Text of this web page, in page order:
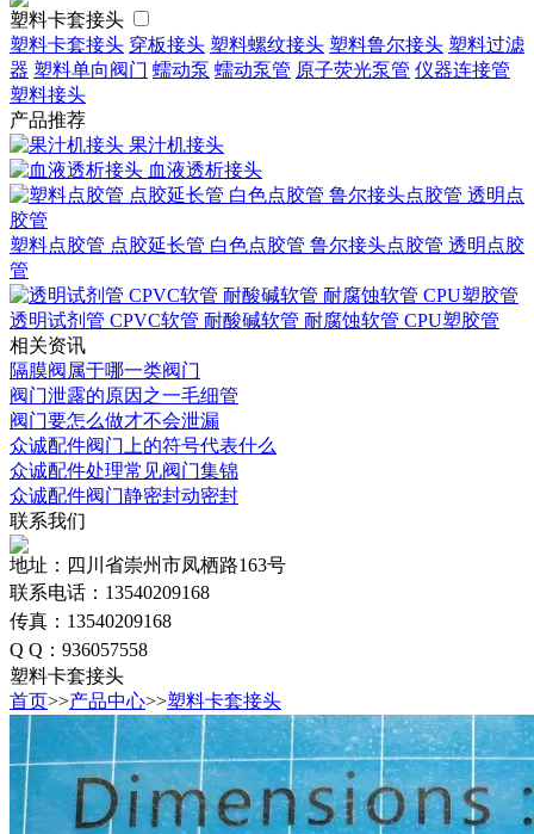
塑料卡套接头
塑料卡套接头 穿板接头 塑料螺纹接头 塑料鲁尔接头 塑料过滤
器 塑料单向阀门 蠕动泵 蠕动泵管 原子荧光泵管 仪器连接管
塑料接头
产品推荐
果汁机接头
血液透析接头
塑料点胶管 点胶延长管 白色点胶管 鲁尔接头点胶管 透明点胶
管
透明试剂管 CPVC软管 耐酸碱软管 耐腐蚀软管 CPU塑胶管
相关资讯
隔膜阀属于哪一类阀门
阀门泄露的原因之一毛细管
阀门要怎么做才不会泄漏
众诚配件阀门上的符号代表什么
众诚配件处理常见阀门集锦
众诚配件阀门静密封动密封
联系我们
地址：四川省崇州市凤栖路163号
联系电话：13540209168
传真：13540209168
Q Q：936057558
塑料卡套接头
首页>>产品中心>>塑料卡套接头